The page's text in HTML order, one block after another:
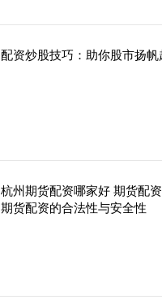
配资炒股技巧：助你股市扬帆
杭州期货配资哪家好 期货配
期货配资的合法性与安全性